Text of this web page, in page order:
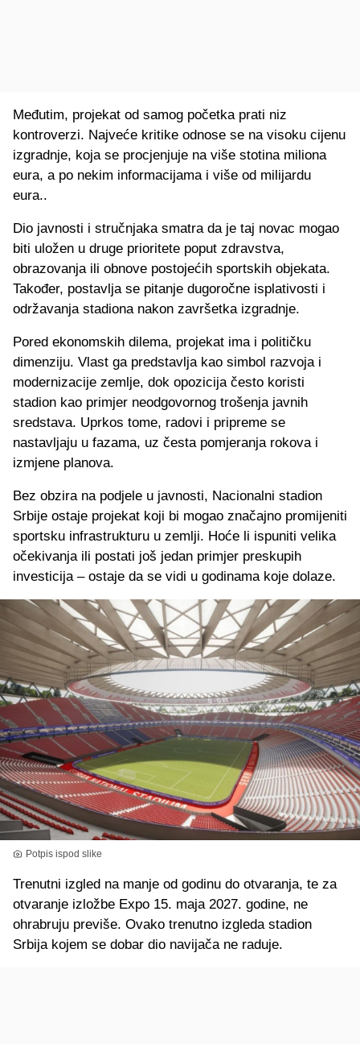
Međutim, projekat od samog početka prati niz
kontroverzi. Najveće kritike odnose se na visoku cijenu
izgradnje, koja se procjenjuje na više stotina miliona
eura, a po nekim informacijama i više od milijardu
eura..
Dio javnosti i stručnjaka smatra da je taj novac mogao
biti uložen u druge prioritete poput zdravstva,
obrazovanja ili obnove postojećih sportskih objekata.
Također, postavlja se pitanje dugoročne isplativosti i
održavanja stadiona nakon završetka izgradnje.
Pored ekonomskih dilema, projekat ima i političku
dimenziju. Vlast ga predstavlja kao simbol razvoja i
modernizacije zemlje, dok opozicija često koristi
stadion kao primjer neodgovornog trošenja javnih
sredstava. Uprkos tome, radovi i pripreme se
nastavljaju u fazama, uz česta pomjeranja rokova i
izmjene planova.
Bez obzira na podjele u javnosti, Nacionalni stadion
Srbije ostaje projekat koji bi mogao značajno promijeniti
sportsku infrastrukturu u zemlji. Hoće li ispuniti velika
očekivanja ili postati još jedan primjer preskupih
investicija – ostaje da se vidi u godinama koje dolaze.
Potpis ispod slike
Trenutni izgled na manje od godinu do otvaranja, te za
otvaranje izložbe Expo 15. maja 2027. godine, ne
ohrabruju previše. Ovako trenutno izgleda stadion
Srbija kojem se dobar dio navijača ne raduje.